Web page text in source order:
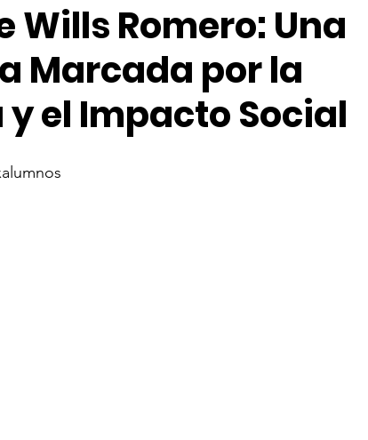
Wills Romero: Una
Marcada por la
y el Impacto Social